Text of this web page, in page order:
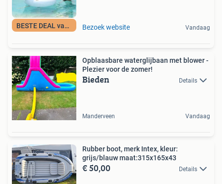
BESTE DEAL vandaag Bezoek website Vandaag
Opblaasbare waterglijbaan met blower -
Plezier voor de zomer!
Bieden Details
Manderveen Vandaag
Rubber boot, merk Intex, kleur:
grijs/blauw maat:315x165x43
€ 50,00 Details